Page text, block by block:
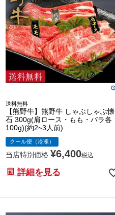
送料無料
【熊野牛】熊野牛 しゃぶしゃぶ懐
石 300g(肩ロース・もも・バラ各
100g)(約2~3人前)
クール便（冷凍）
当店特別価格 ¥6,400税込
詳細を見る